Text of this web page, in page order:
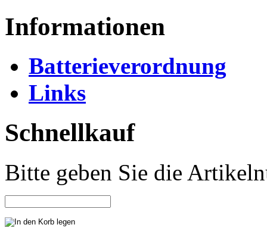
Informationen
Batterieverordnung
Links
Schnellkauf
Bitte geben Sie die